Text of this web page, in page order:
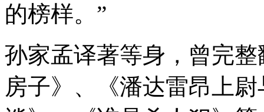
的榜样。”
孙家孟译著等身，曾完
房子》、《潘达雷昂上